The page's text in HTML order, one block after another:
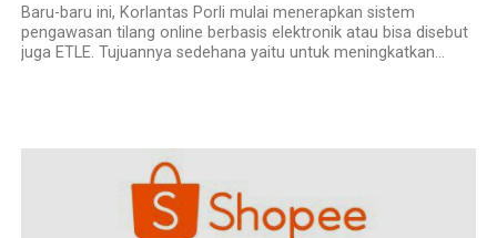
Baru-baru ini, Korlantas Porli mulai menerapkan sistem
pengawasan tilang online berbasis elektronik atau bisa disebut
juga ETLE. Tujuannya sedehana yaitu untuk meningkatkan...